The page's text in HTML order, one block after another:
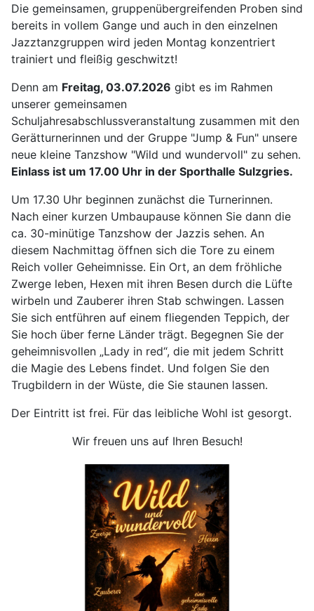
Die gemeinsamen, gruppenübergreifenden Proben sind
bereits in vollem Gange und auch in den einzelnen
Jazztanzgruppen wird jeden Montag konzentriert
trainiert und fleißig geschwitzt!
Denn am Freitag, 03.07.2026 gibt es im Rahmen
unserer gemeinsamen
Schuljahresabschlussveranstaltung zusammen mit den
Gerätturnerinnen und der Gruppe "Jump & Fun" unsere
neue kleine Tanzshow "Wild und wundervoll" zu sehen.
Einlass ist um 17.00 Uhr in der Sporthalle Sulzgries.
Um 17.30 Uhr beginnen zunächst die Turnerinnen.
Nach einer kurzen Umbaupause können Sie dann die
ca. 30-minütige Tanzshow der Jazzis sehen. An
diesem Nachmittag öffnen sich die Tore zu einem
Reich voller Geheimnisse. Ein Ort, an dem fröhliche
Zwerge leben, Hexen mit ihren Besen durch die Lüfte
wirbeln und Zauberer ihren Stab schwingen. Lassen
Sie sich entführen auf einem fliegenden Teppich, der
Sie hoch über ferne Länder trägt. Begegnen Sie der
geheimnisvollen „Lady in red“, die mit jedem Schritt
die Magie des Lebens findet. Und folgen Sie den
Trugbildern in der Wüste, die Sie staunen lassen.
Der Eintritt ist frei. Für das leibliche Wohl ist gesorgt.
Wir freuen uns auf Ihren Besuch!